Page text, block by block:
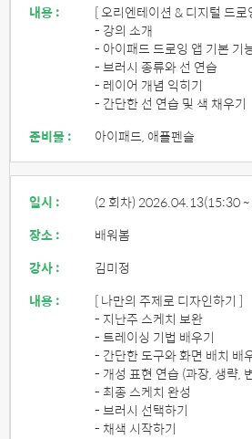
내용 :
[ 오리엔테이션 & 디지털 드로
- 강의 소개
- 아이패드 드로잉 앱 기본 기
- 브러시 종류와 선 연습
- 레이어 개념 익히기
- 간단한 선 연습 및 색 채우기
준비물 :
아이패드, 애플펜슬
일시 : (2 회차) 2026.04.13(15:30
장소 :
배워봄
강사 :
김미정
내용 :
[ 나만의 주제로 디자인하기 ]
- 지난주 스케치 보완
- 트레이싱 기법 배우기
- 간단한 도구와 화면 배치 배
- 개성 표현 연습 (과장, 생략,
- 최종 스케치 완성
- 브러시 선택하기
- 채색 시작하기